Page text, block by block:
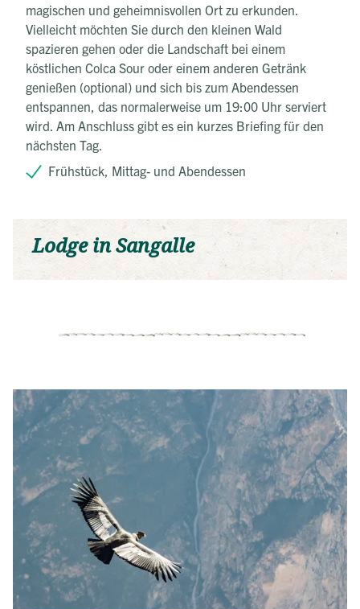
magischen und geheimnisvollen Ort zu erkunden.
Vielleicht möchten Sie durch den kleinen Wald
spazieren gehen oder die Landschaft bei einem
köstlichen Colca Sour oder einem anderen Getränk
genießen (optional) und sich bis zum Abendessen
entspannen, das normalerweise um 19:00 Uhr serviert
wird. Am Anschluss gibt es ein kurzes Briefing für den
nächsten Tag.
Frühstück, Mittag- und Abendessen
Lodge in Sangalle